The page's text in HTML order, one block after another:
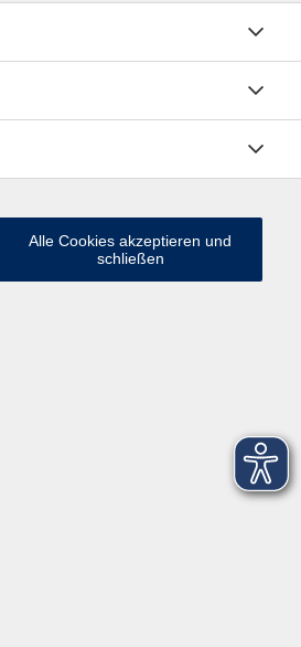
Alle Cookies akzeptieren und
schließen